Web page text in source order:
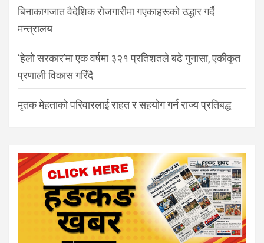
बिनाकागजात वैदेशिक रोजगारीमा गएकाहरूको उद्धार गर्दै
मन्त्रालय
‘हेलो सरकार’मा एक वर्षमा ३२१ प्रतिशतले बढे गुनासा, एकीकृत
प्रणाली विकास गरिँदै
मृतक मेहताको परिवारलाई राहत र सहयोग गर्न राज्य प्रतिबद्ध